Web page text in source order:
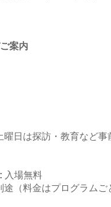
案内
日は探訪・教育など事
入場無料
途（料金はプログラムご